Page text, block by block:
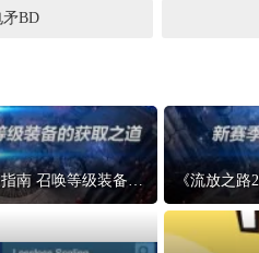
矛BD
《流放之路2》新人做装指南 召唤等级装备的获取之道